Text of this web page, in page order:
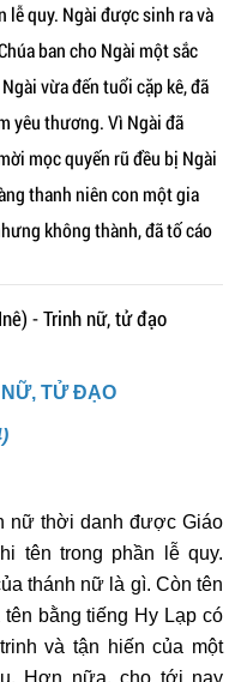
lễ quy. Ngài được sinh ra và
ban cho Ngài một sắc
vừa đến tuổi cặp kê, đã
yêu thương. Vì Ngài đã
mọc quyến rũ đều bị Ngài
thanh niên con một gia
không thành, đã tố cáo
TỬ ĐẠO
nữ thời danh được Giáo
tên trong phần lễ quy.
thánh nữ là gì. Còn tên
bằng tiếng Hy Lạp có
và tận hiến của một
Hơn nữa, cho tới nay